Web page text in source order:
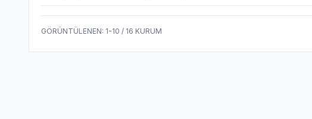
GÖRÜNTÜLENEN: 1-10 / 16 KURUM